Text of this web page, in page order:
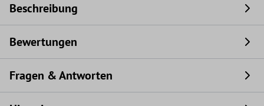
Beschreibung
Bewertungen
Fragen & Antworten